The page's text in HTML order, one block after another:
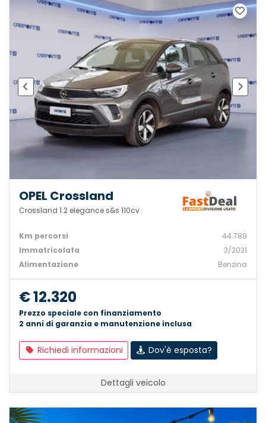
OPEL Crossland
Crossland 1.2 elegance s&s 110cv
Km percorsi
44.789
Immatricolata
3/2021
Alimentazione
Benzina
€ 12.320
Prezzo speciale con finanziamento
2 anni di garanzia e manutenzione inclusa
Richiedi informazioni Dov'è esposta?
Dettagli veicolo